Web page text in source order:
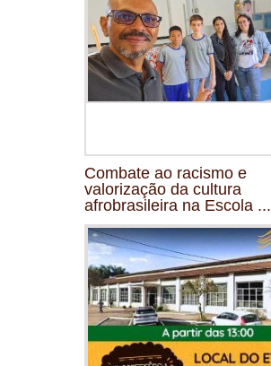
Combate ao racismo e
valorização da cultura
afrobrasileira na Escola ...